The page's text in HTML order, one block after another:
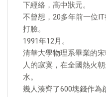
下經絡，高中狀元。
不曾想，20多年前一位
打臉。
1991年12月。
清華大學物理系畢業的
人的寂寞，在全國熱火
水。
幾人湊齊了600塊錢作為